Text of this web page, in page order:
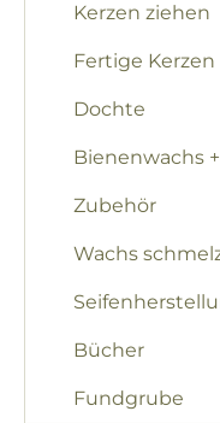
Kerzen ziehen
Fertige Kerzen
Dochte
Bienenwachs
Zubehör
Wachs
Bücher
Fundgrube